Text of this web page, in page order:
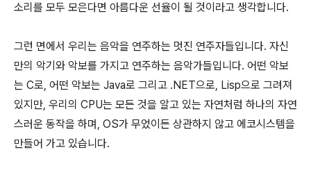
소리를 모두 모은다면 아름다운 선율이 될 것이라고 생각합니다.
그런 면에서 우리는 음악을 연주하는 멋진 연주자들입니다. 자신
만의 악기와 악보를 가지고 연주하는 음악가들입니다. 어떤 악보
는 C로, 어떤 악보는 Java로 그리고 .NET으로, Lisp으로 그려져
있지만, 우리의 CPU는 모든 것을 알고 있는 자연처럼 하나의 자연
스러운 동작을 하며, OS가 무었이든 상관하지 않고 에코시스템을
만들어 가고 있습니다.